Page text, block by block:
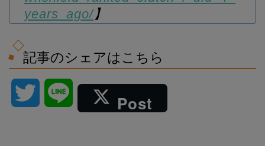
years_ago/】
記事のシェアはこちら
Post